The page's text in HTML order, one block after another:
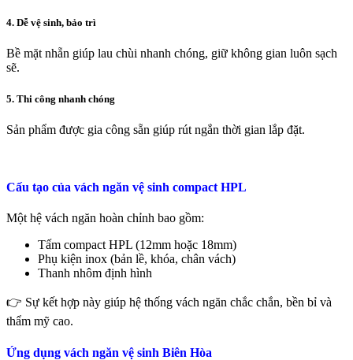
4. Dễ vệ sinh, bảo trì
Bề mặt nhẵn giúp lau chùi nhanh chóng, giữ không gian luôn sạch
sẽ.
5. Thi công nhanh chóng
Sản phẩm được gia công sẵn giúp rút ngắn thời gian lắp đặt.
Cấu tạo của vách ngăn vệ sinh compact HPL
Một hệ vách ngăn hoàn chỉnh bao gồm:
Tấm compact HPL (12mm hoặc 18mm)
Phụ kiện inox (bản lề, khóa, chân vách)
Thanh nhôm định hình
👉 Sự kết hợp này giúp hệ thống vách ngăn chắc chắn, bền bỉ và
thẩm mỹ cao.
Ứng dụng vách ngăn vệ sinh Biên Hòa